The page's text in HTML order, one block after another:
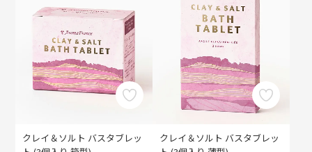
クレイ＆ソルト バスタブレッ
クレイ＆ソルト バスタブレッ